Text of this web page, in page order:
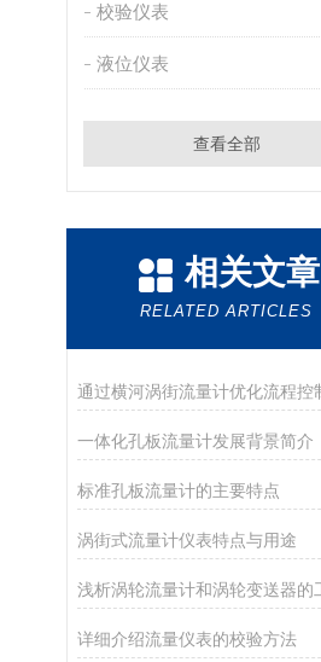
校验仪表
液位仪表
查看全部
相关文章
RELATED ARTICLES
一体化孔板流量计发展背景简介
标准孔板流量计的主要特点
涡街式流量计仪表特点与用途
详细介绍流量仪表的校验方法